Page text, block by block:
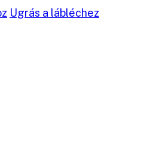
Ugrás a lábléchez